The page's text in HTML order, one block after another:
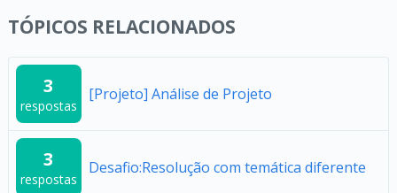
TÓPICOS RELACIONADOS
3
respostas
[Projeto] Análise de Projeto
3
respostas
Desafio:Resolução com temática diferente